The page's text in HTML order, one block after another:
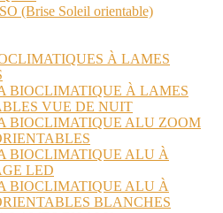
(Brise Soleil orientable)
À LAMES
BIOCLIMATIQUE À LAMES
VUE DE NUIT
BIOCLIMATIQUE ALU ZOOM
BIOCLIMATIQUE ALU À
LED
BIOCLIMATIQUE ALU À
BLANCHES